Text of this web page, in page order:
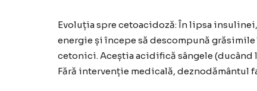
Evoluția spre cetoacidoză: În lipsa
energie și începe să descompună
cetonici. Aceștia acidifică sângele
Fără intervenție medicală, deznodământul